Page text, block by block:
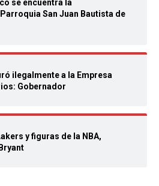
se encuentra la
San Juan Bautista de
ilegalmente a la Empresa
Gobernador
y figuras de la NBA,